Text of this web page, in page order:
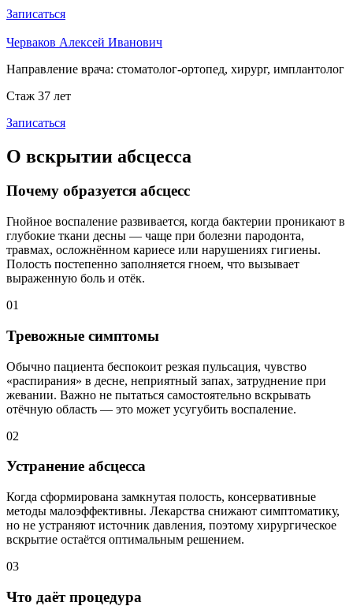
Записаться
Черваков Алексей Иванович
Направление врача: стоматолог-ортопед, хирург, имплантолог
Стаж 37 лет
Записаться
О вскрытии абсцесса
Почему образуется абсцесс
Гнойное воспаление развивается, когда бактерии проникают в
глубокие ткани десны — чаще при болезни пародонта,
травмах, осложнённом кариесе или нарушениях гигиены.
Полость постепенно заполняется гноем, что вызывает
выраженную боль и отёк.
01
Тревожные симптомы
Обычно пациента беспокоит резкая пульсация, чувство
«распирания» в десне, неприятный запах, затруднение при
жевании. Важно не пытаться самостоятельно вскрывать
отёчную область — это может усугубить воспаление.
02
Устранение абсцесса
Когда сформирована замкнутая полость, консервативные
методы малоэффективны. Лекарства снижают симптоматику,
но не устраняют источник давления, поэтому хирургическое
вскрытие остаётся оптимальным решением.
03
Что даёт процедура